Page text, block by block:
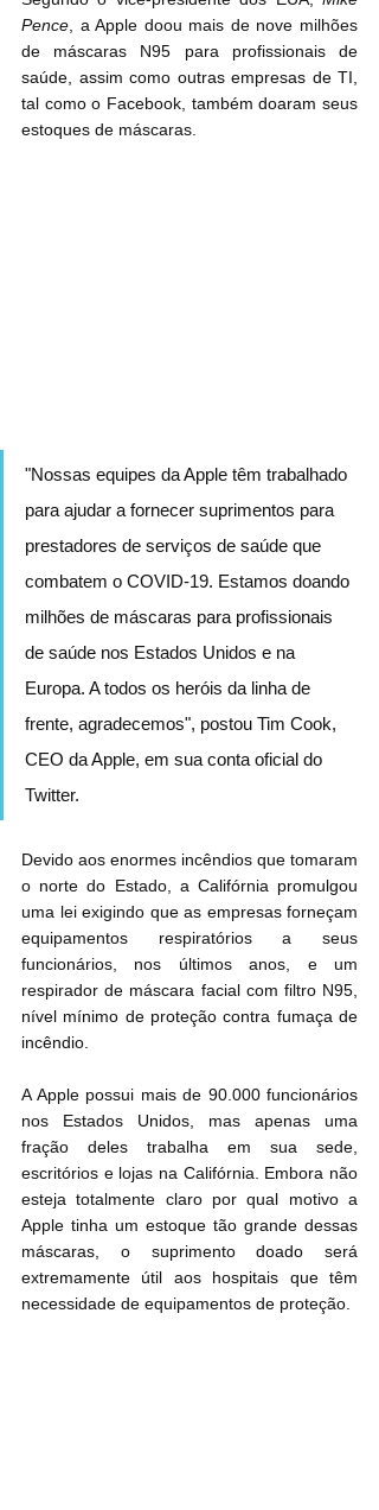
Pence , a Apple doou mais de nove milhões
de máscaras N95 para profissionais de
saúde, assim como outras empresas de TI,
tal como o Facebook, também doaram seus
estoques de máscaras.
"Nossas equipes da Apple têm trabalhado
para ajudar a fornecer suprimentos para
prestadores de serviços de saúde que
combatem o COVID-19. Estamos doando
milhões de máscaras para profissionais
de saúde nos Estados Unidos e na
Europa. A todos os heróis da linha de
frente, agradecemos", postou Tim Cook,
CEO da Apple, em sua conta oficial do
Twitter.
Devido aos enormes incêndios que tomaram
o norte do Estado, a Califórnia promulgou
uma lei exigindo que as empresas forneçam
equipamentos respiratórios a seus
funcionários, nos últimos anos, e um
respirador de máscara facial com filtro N95,
nível mínimo de proteção contra fumaça de
incêndio.
A Apple possui mais de 90.000 funcionários
nos Estados Unidos, mas apenas uma
fração deles trabalha em sua sede,
escritórios e lojas na Califórnia. Embora não
esteja totalmente claro por qual motivo a
Apple tinha um estoque tão grande dessas
máscaras, o suprimento doado será
extremamente útil aos hospitais que têm
necessidade de equipamentos de proteção.